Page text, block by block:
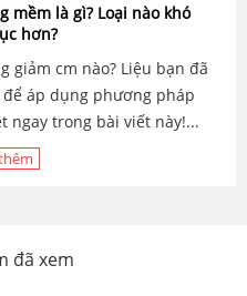
mềm là gì? Loại nào khó
hơn?
giảm cm nào? Liệu bạn đã
áp dụng phương pháp
ngay trong bài viết này!...
đã xem